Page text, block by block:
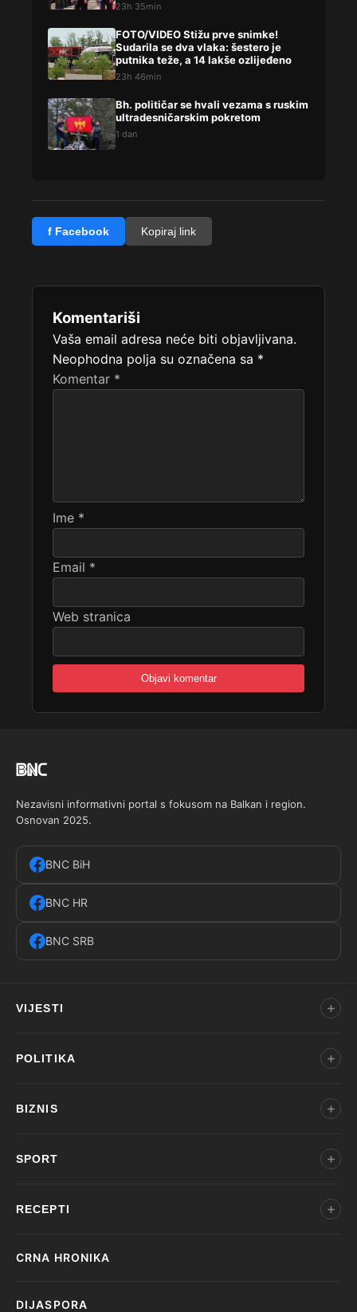
23h 35min
FOTO/VIDEO Stižu prve snimke!
Sudarila se dva vlaka: šestero je
putnika teže, a 14 lakše ozlijeđeno
23h 46min
Bh. političar se hvali vezama s ruskim
ultradesničarskim pokretom
1 dan
f Facebook Kopiraj link
Komentariši
Vaša email adresa neće biti objavljivana.
Neophodna polja su označena sa *
Komentar *
Ime *
Email *
Web stranica
Nezavisni informativni portal s fokusom na Balkan i region.
Osnovan 2025.
BNC BiH
BNC HR
BNC SRB
VIJESTI
POLITIKA
BIZNIS
SPORT
RECEPTI
CRNA HRONIKA
DIJASPORA